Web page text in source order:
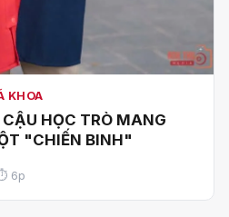
KHOA
HỌC TRÒ MANG
"CHIẾN BINH"
6p